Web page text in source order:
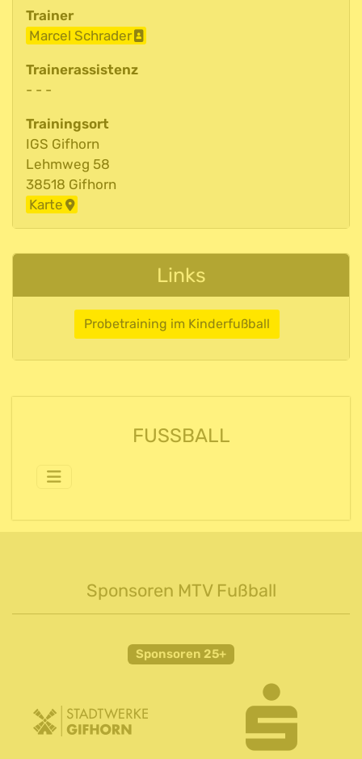
Trainer
Marcel Schrader
Trainerassistenz
- - -
Trainingsort
IGS Gifhorn
Lehmweg 58
38518 Gifhorn
Karte
Links
Probetraining im Kinderfußball
FUSSBALL
Sponsoren MTV Fußball
Sponsoren 25+